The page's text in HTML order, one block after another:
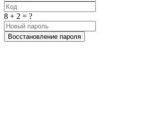
8 + 2 = ?
Восстановление пароля